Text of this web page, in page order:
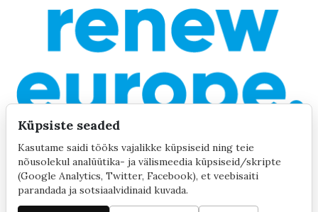
©2020 by Yana Toom Küpsiste seaded
Küpsiste seaded
Kasutame saidi tööks vajalikke küpsiseid ning teie
nõusolekul analüütika- ja välismeedia küpsiseid/skripte
(Google Analytics, Twitter, Facebook), et veebisaiti
parandada ja sotsiaalvidinaid kuvada.